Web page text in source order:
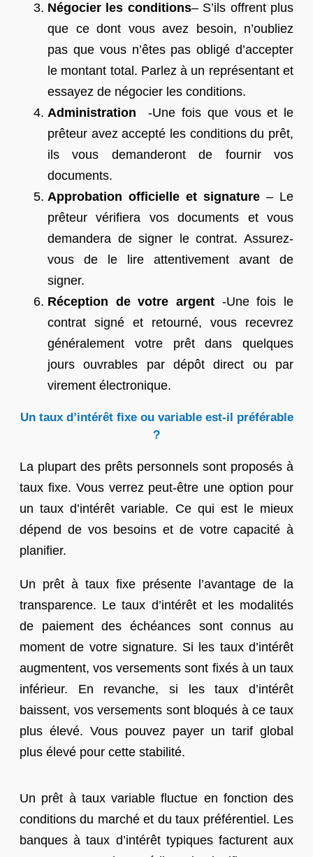
Négocier les conditions– S’ils offrent plus
que ce dont vous avez besoin, n’oubliez
pas que vous n’êtes pas obligé d’accepter
le montant total. Parlez à un représentant et
essayez de négocier les conditions.
Administration
-Une fois que vous et le
prêteur avez accepté les conditions du prêt,
ils vous demanderont de fournir vos
documents.
Approbation officielle et signature – Le
prêteur vérifiera vos documents et vous
demandera de signer le contrat. Assurez-
vous de le lire attentivement avant de
signer.
Réception de votre argent -Une fois le
contrat signé et retourné, vous recevrez
généralement votre prêt dans quelques
jours ouvrables par dépôt direct ou par
virement électronique.
Un taux d’intérêt fixe ou variable est-il préférable
?
La plupart des prêts personnels sont proposés à
taux fixe. Vous verrez peut-être une option pour
un taux d’intérêt variable. Ce qui est le mieux
dépend de vos besoins et de votre capacité à
planifier.
Un prêt à taux fixe présente l’avantage de la
transparence. Le taux d’intérêt et les modalités
de paiement des échéances sont connus au
moment de votre signature. Si les taux d’intérêt
augmentent, vos versements sont fixés à un taux
inférieur. En revanche, si les taux d’intérêt
baissent, vos versements sont bloqués à ce taux
plus élevé. Vous pouvez payer un tarif global
plus élevé pour cette stabilité.
Un prêt à taux variable fluctue en fonction des
conditions du marché et du taux préférentiel. Les
banques à taux d’intérêt typiques facturent aux